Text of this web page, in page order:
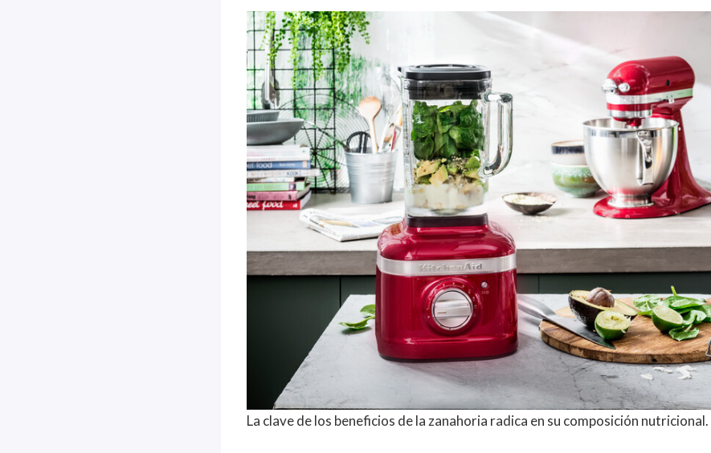
La clave de los beneficios de la zanahoria radica en su composición nutricional.